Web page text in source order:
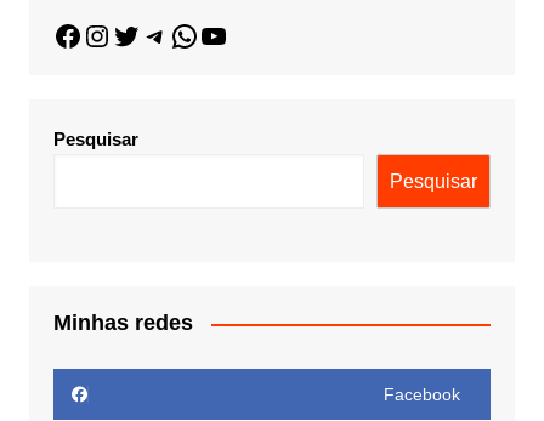
Pesquisar
Pesquisar
Minhas redes
Facebook